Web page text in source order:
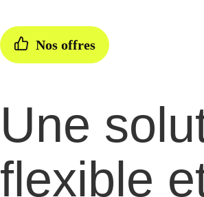
Nos offres
Une
flexible